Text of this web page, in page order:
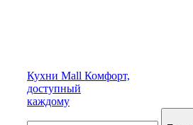
Кухни Mall Комфорт,
доступный
каждому